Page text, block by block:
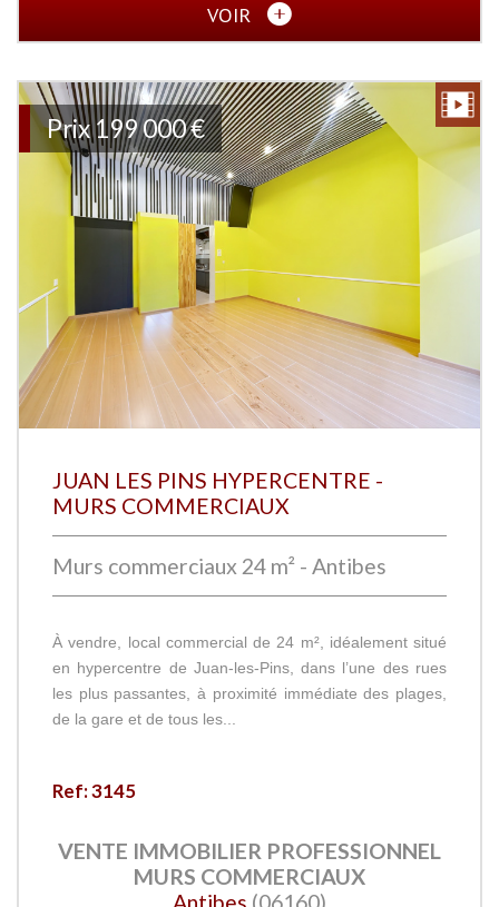
VOIR
Prix199 000 €
JUAN LES PINS HYPERCENTRE -
MURS COMMERCIAUX
Murs commerciaux 24 m² - Antibes
À vendre, local commercial de 24 m², idéalement situé
en hypercentre de Juan-les-Pins, dans l’une des rues
les plus passantes, à proximité immédiate des plages,
de la gare et de tous les...
Ref: 3145
VENTE IMMOBILIER PROFESSIONNEL
MURS COMMERCIAUX
Antibes (06160)